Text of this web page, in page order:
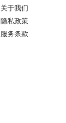
关于我们
隐私政策
服务条款